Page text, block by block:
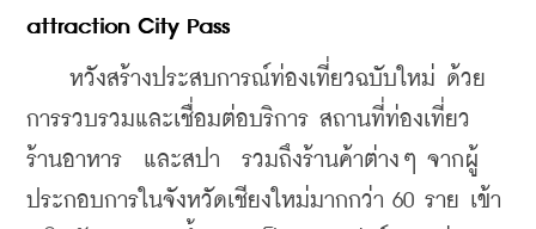
attraction City Pass
หวังสร้างประสบการณ์ท่องเที่ยวฉบับใหม่ ด้วย
การรวบรวมและเชื่อมต่อบริการ สถานที่ท่องเที่ยว
ร้านอาหาร  และสปา  รวมถึงร้านค้าต่างๆ จากผู้
ประกอบการในจังหวัดเชียงใหม่มากกว่า 60 ราย เข้า